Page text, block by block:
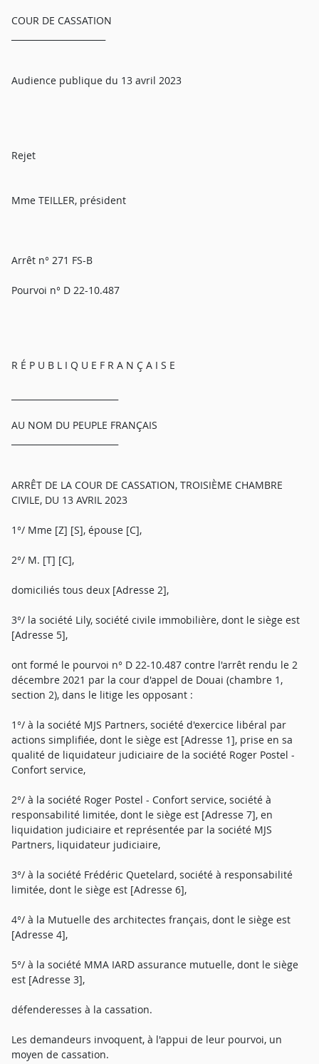
COUR DE CASSATION
Audience publique du 13 avril 2023
Rejet
Mme TEILLER, président
Arrêt n° 271 FS-B
Pourvoi n° D 22-10.487
R É P U B L I Q U E F R A N Ç A I S E
AU NOM DU PEUPLE FRANÇAIS
ARRÊT DE LA COUR DE CASSATION, TROISIÈME CHAMBRE
CIVILE, DU 13 AVRIL 2023
1°/ Mme [Z] [S], épouse [C],
2°/ M. [T] [C],
domiciliés tous deux [Adresse 2],
3°/ la société Lily, société civile immobilière, dont le siège est
[Adresse 5],
ont formé le pourvoi n° D 22-10.487 contre l'arrêt rendu le 2
décembre 2021 par la cour d'appel de Douai (chambre 1,
section 2), dans le litige les opposant :
1°/ à la société MJS Partners, société d'exercice libéral par
actions simplifiée, dont le siège est [Adresse 1], prise en sa
qualité de liquidateur judiciaire de la société Roger Postel -
Confort service,
2°/ à la société Roger Postel - Confort service, société à
responsabilité limitée, dont le siège est [Adresse 7], en
liquidation judiciaire et représentée par la société MJS
Partners, liquidateur judiciaire,
3°/ à la société Frédéric Quetelard, société à responsabilité
limitée, dont le siège est [Adresse 6],
4°/ à la Mutuelle des architectes français, dont le siège est
[Adresse 4],
5°/ à la société MMA IARD assurance mutuelle, dont le siège
est [Adresse 3],
défenderesses à la cassation.
Les demandeurs invoquent, à l'appui de leur pourvoi, un
moyen de cassation.